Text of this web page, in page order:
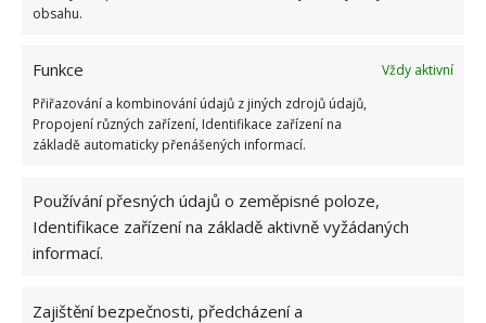
obsahu.
Funkce
Vždy aktivní
Přiřazování a kombinování údajů z jiných zdrojů údajů,
Propojení různých zařízení, Identifikace zařízení na
základě automaticky přenášených informací.
Používání přesných údajů o zeměpisné poloze,
Identifikace zařízení na základě aktivně vyžádaných
informací.
Zajištění bezpečnosti, předcházení a
BYDLENÍ DOMOV DŮM STAVBA
SVÉPOMOC